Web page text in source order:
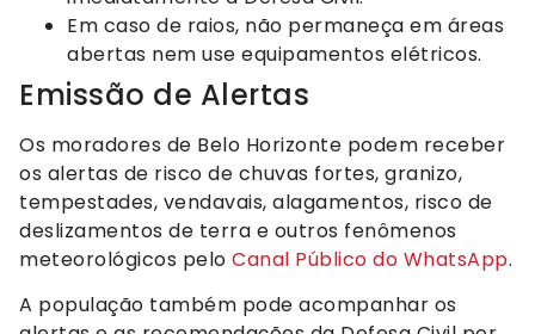
Em caso de raios, não permaneça em áreas
abertas nem use equipamentos elétricos.
Emissão de Alertas
Os moradores de Belo Horizonte podem receber
os alertas de risco de chuvas fortes, granizo,
tempestades, vendavais, alagamentos, risco de
deslizamentos de terra e outros fenômenos
meteorológicos pelo Canal Público do WhatsApp.
A população também pode acompanhar os